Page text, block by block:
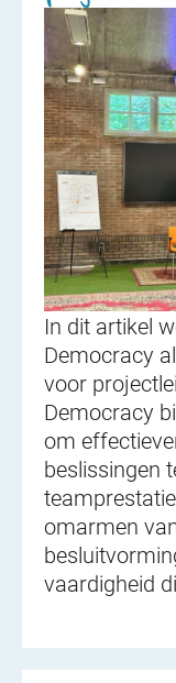
In dit artikel
Democracy
voor
Democracy
om
beslissingen
omarmen
vaardigheid